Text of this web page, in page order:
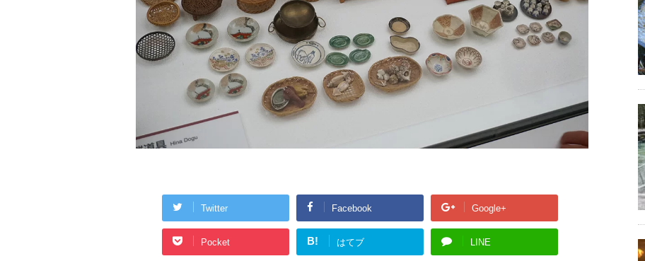
Twitter Facebook Google+
Pocket B! はてブ LINE